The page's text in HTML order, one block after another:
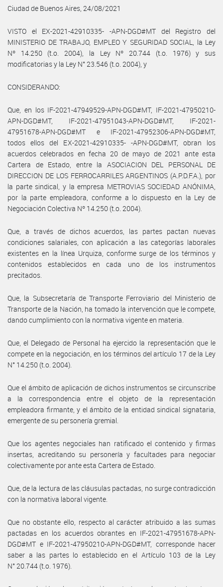
Ciudad de Buenos Aires, 24/08/2021
VISTO el EX-2021-42910335- -APN-DGD#MT del Registro del
MINISTERIO DE TRABAJO, EMPLEO Y SEGURIDAD SOCIAL, la Ley
Nº 14.250 (t.o. 2004), la Ley Nº 20.744 (t.o. 1976) y sus
modificatorias y la Ley N° 23.546 (t.o. 2004), y
CONSIDERANDO:
Que, en los IF-2021-47949529-APN-DGD#MT, IF-2021-47950210-
APN-DGD#MT, IF-2021-47951043-APN-DGD#MT, IF-2021-
47951678-APN-DGD#MT e IF-2021-47952306-APN-DGD#MT,
todos ellos del EX-2021-42910335- -APN-DGD#MT, obran los
acuerdos celebrados en fecha 20 de mayo de 2021 ante esta
Cartera de Estado, entre la ASOCIACION DEL PERSONAL DE
DIRECCION DE LOS FERROCARRILES ARGENTINOS (A.P.D.F.A.), por
la parte sindical, y la empresa METROVIAS SOCIEDAD ANÓNIMA,
por la parte empleadora, conforme a lo dispuesto en la Ley de
Negociación Colectiva Nº 14.250 (t.o. 2004).
Que, a través de dichos acuerdos, las partes pactan nuevas
condiciones salariales, con aplicación a las categorías laborales
existentes en la línea Urquiza, conforme surge de los términos y
contenidos establecidos en cada uno de los instrumentos
precitados.
Que, la Subsecretaría de Transporte Ferroviario del Ministerio de
Transporte de la Nación, ha tomado la intervención que le compete,
dando cumplimiento con la normativa vigente en materia.
Que, el Delegado de Personal ha ejercido la representación que le
compete en la negociación, en los términos del artículo 17 de la Ley
N° 14.250 (t.o. 2004).
Que el ámbito de aplicación de dichos instrumentos se circunscribe
a la correspondencia entre el objeto de la representación
empleadora firmante, y el ámbito de la entidad sindical signataria,
emergente de su personería gremial.
Que los agentes negociales han ratificado el contenido y firmas
insertas, acreditando su personería y facultades para negociar
colectivamente por ante esta Cartera de Estado.
Que, de la lectura de las cláusulas pactadas, no surge contradicción
con la normativa laboral vigente.
Que no obstante ello, respecto al carácter atribuido a las sumas
pactadas en los acuerdos obrantes en IF-2021-47951678-APN-
DGD#MT e IF-2021-47950210-APN-DGD#MT, corresponde hacer
saber a las partes lo establecido en el Artículo 103 de la Ley
N° 20.744 (t.o. 1976).